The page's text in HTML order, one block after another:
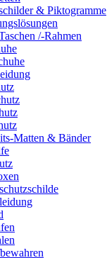
& Piktogramme
/-Rahmen
Matten & Bänder